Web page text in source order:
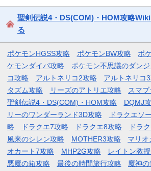
聖剣伝説4・DS(COM)・HOM攻略
る
ポケモンHGSS攻略 ポケモンBW攻略 ポ
ケモンダイパ攻略
ポケモン不思議のダン
コ攻略
アルトネリコ2攻略 アルトネリコ
タズム攻略
リーズのアトリエ攻略 スマ
聖剣伝説4・DS(COM)・HOM攻略
DQMJ
リーのワンダーランド3D攻略
ドラクエソ
略
ドラクエ7攻略 ドラクエ8攻略 ドラ
風来のシレン攻略
MOTHER3攻略 マリオ
オカート7攻略
MHP2G攻略
レイトン教
悪魔の箱攻略
最後の時間旅行攻略 魔神